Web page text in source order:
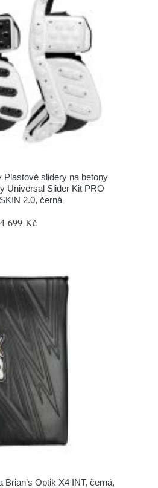
Plastové slidery na betony
Universal Slider Kit PRO
2.0, černá
4 699 Kč
Brian’s Optik X4 INT, černá,